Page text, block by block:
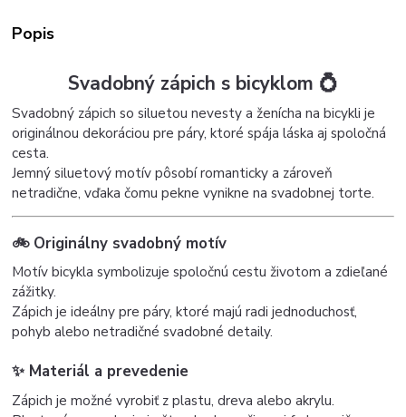
Popis
Svadobný zápich s bicyklom 💍
Svadobný zápich so siluetou nevesty a ženícha na bicykli je
originálnou dekoráciou pre páry, ktoré spája láska aj spoločná
cesta.
Jemný siluetový motív pôsobí romanticky a zároveň
netradične, vďaka čomu pekne vynikne na svadobnej torte.
🚲 Originálny svadobný motív
Motív bicykla symbolizuje spoločnú cestu životom a zdieľané
zážitky.
Zápich je ideálny pre páry, ktoré majú radi jednoduchosť,
pohyb alebo netradičné svadobné detaily.
✨ Materiál a prevedenie
Zápich je možné vyrobiť z plastu, dreva alebo akrylu.